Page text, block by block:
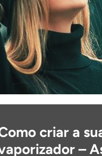
criar a
–